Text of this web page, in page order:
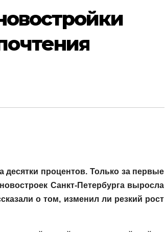
десятки процентов. Только за первые
Санкт-Петербурга выросла
о том, изменил ли резкий рост